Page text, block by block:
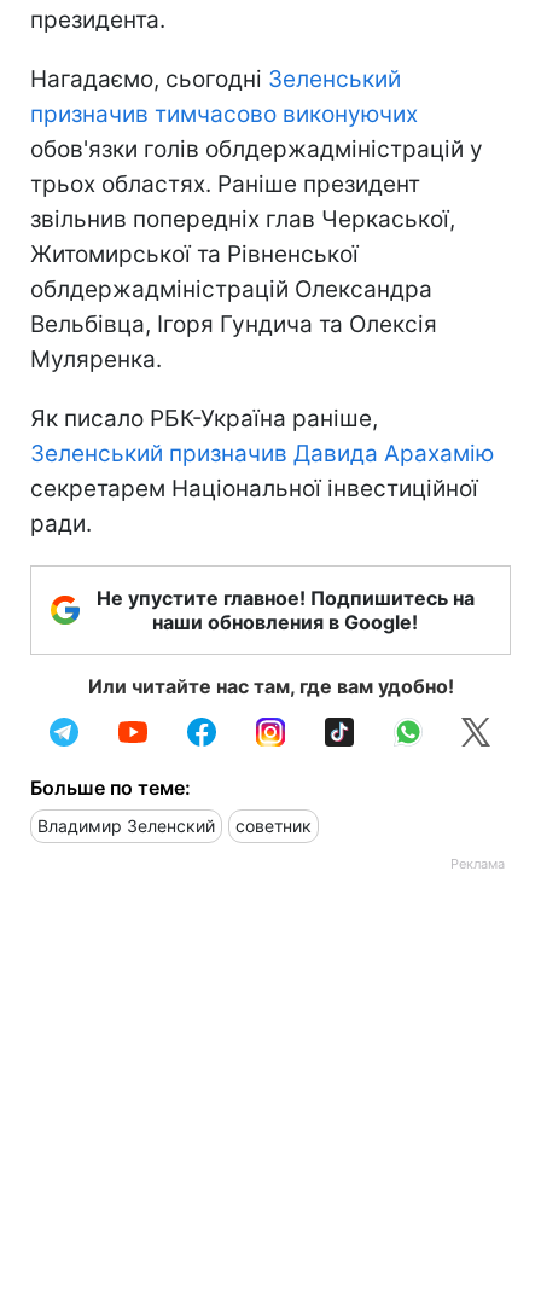
президента.
Нагадаємо, сьогодні Зеленський
призначив тимчасово виконуючих
обов'язки голів облдержадміністрацій у
трьох областях. Раніше президент
звільнив попередніх глав Черкаської,
Житомирської та Рівненської
облдержадміністрацій Олександра
Вельбівца, Ігоря Гундича та Олексія
Муляренка.
Як писало РБК-Україна раніше,
Зеленський призначив Давида Арахамію
секретарем Національної інвестиційної
ради.
Не упустите главное! Подпишитесь на
наши обновления в Google!
Или читайте нас там, где вам удобно!
Больше по теме:
Владимир Зеленский советник